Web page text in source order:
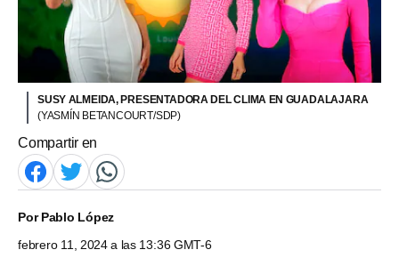
SUSY ALMEIDA, PRESENTADORA DEL CLIMA EN GUADALAJARA
(YASMÍN BETANCOURT/SDP)
Compartir en
PorPablo López
febrero 11, 2024 a las 13:36 GMT-6